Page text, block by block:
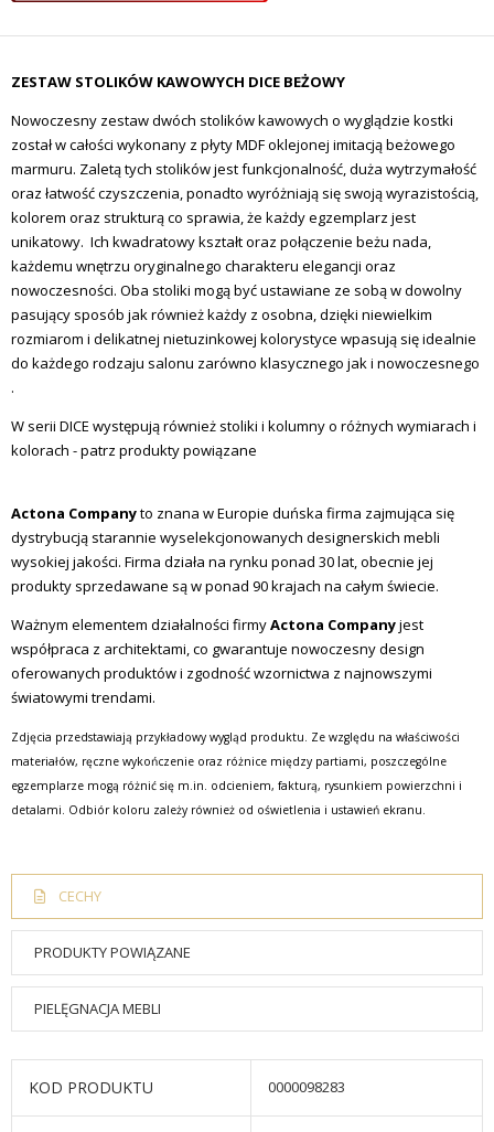
ZESTAW STOLIKÓW KAWOWYCH DICE BEŻOWY
Nowoczesny zestaw dwóch stolików kawowych o wyglądzie kostki
został w całości wykonany z płyty MDF oklejonej imitacją beżowego
marmuru. Zaletą tych stolików jest funkcjonalność, duża wytrzymałość
oraz łatwość czyszczenia, ponadto wyróżniają się swoją wyrazistością,
kolorem oraz strukturą co sprawia, że każdy egzemplarz jest
unikatowy. Ich kwadratowy kształt oraz połączenie beżu nada,
każdemu wnętrzu oryginalnego charakteru elegancji oraz
nowoczesności. Oba stoliki mogą być ustawiane ze sobą w dowolny
pasujący sposób jak również każdy z osobna,dzięki niewielkim
rozmiarom i delikatnej nietuzinkowej kolorystyce wpasują się idealnie
do każdego rodzaju salonu zarówno klasycznego jak i nowoczesnego
.
W serii DICE występują również stoliki i kolumny o różnych wymiarach i
kolorach - patrz produkty powiązane
Actona Companyto znana w Europie duńska firma zajmująca się
dystrybucją starannie wyselekcjonowanych designerskich mebli
wysokiej jakości. Firma działa na rynku ponad 30 lat, obecnie jej
produkty sprzedawane są w ponad 90 krajach na całym świecie.
Ważnym elementem działalności firmyActona Companyjest
współpraca z architektami, co gwarantuje nowoczesny design
oferowanych produktów i zgodność wzornictwa z najnowszymi
światowymi trendami.
Zdjęcia przedstawiają przykładowy wygląd produktu. Ze względu na właściwości
materiałów, ręczne wykończenie oraz różnice między partiami, poszczególne
egzemplarze mogą różnić się m.in. odcieniem, fakturą, rysunkiem powierzchni i
detalami. Odbiór koloru zależy również od oświetlenia i ustawień ekranu.
CECHY
PRODUKTY POWIĄZANE
PIELĘGNACJA MEBLI
KOD PRODUKTU 0000098283